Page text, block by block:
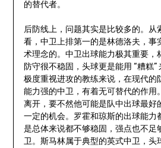
的替代者。
后防线上，问题其实是比较多的。从
看，中卫上排第一的是林德洛夫，事
术理念的。中卫出球能力极其重要，
防守很不稳固，头球更是能用 “糟糕
极度重视进攻的教练来说，在现代的
能力强的中卫，有着无可替代的作用
离开，要不然他可能是队中出球最好
一定的机会。罗霍和琼斯的出球能力
是总体来说都不够稳固，强点也不足
卫。斯马林属于典型的英式中卫，头